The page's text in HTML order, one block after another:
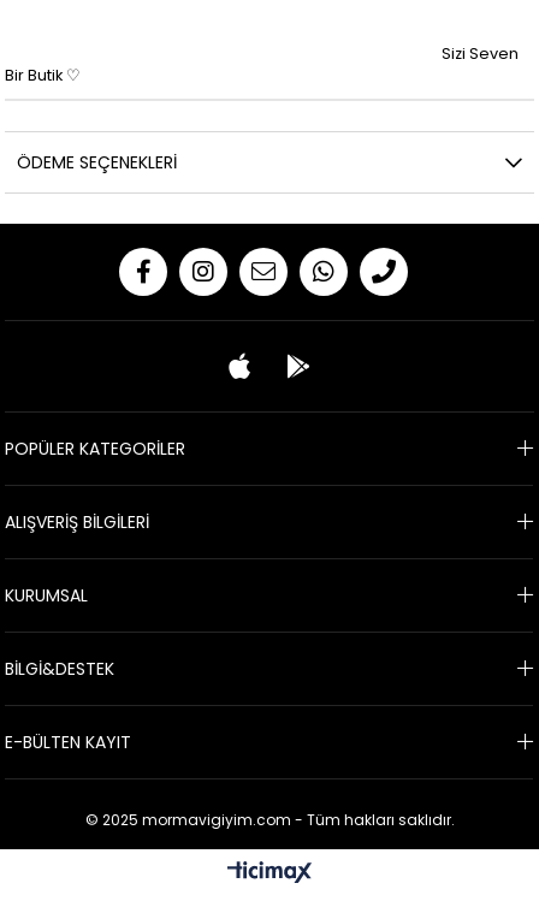
Sizi Seven
Bir Butik ♡
ÖDEME SEÇENEKLERI
POPÜLER KATEGORİLER
ALIŞVERİŞ BİLGİLERİ
KURUMSAL
BİLGİ&DESTEK
E-BÜLTEN KAYIT
© 2025 mormavigiyim.com - Tüm hakları saklıdır.